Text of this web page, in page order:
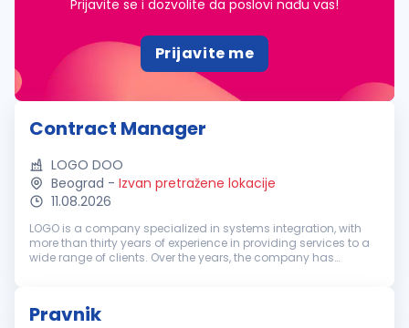
Prijavite se i dozvolite da poslovi nađu vas!
Prijavite me
Contract Manager
LOGO DOO
Beograd - Izvan pretražene lokacije
11.08.2026
LOGO is a company specialized in systems integration, with
more than thirty years of experience in providing services to a
wide range of clients. Over the years, the company has
Pravnik